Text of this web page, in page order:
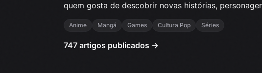
quem gosta de descobrir novas histórias,
Anime Mangá Games Cultura Pop Séries
747 artigos publicados →